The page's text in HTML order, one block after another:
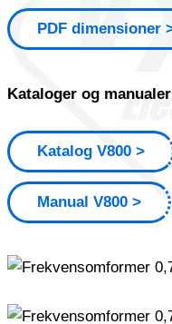
PDF dimensioner
Kataloger og manualer
Katalog V800
Manual V800